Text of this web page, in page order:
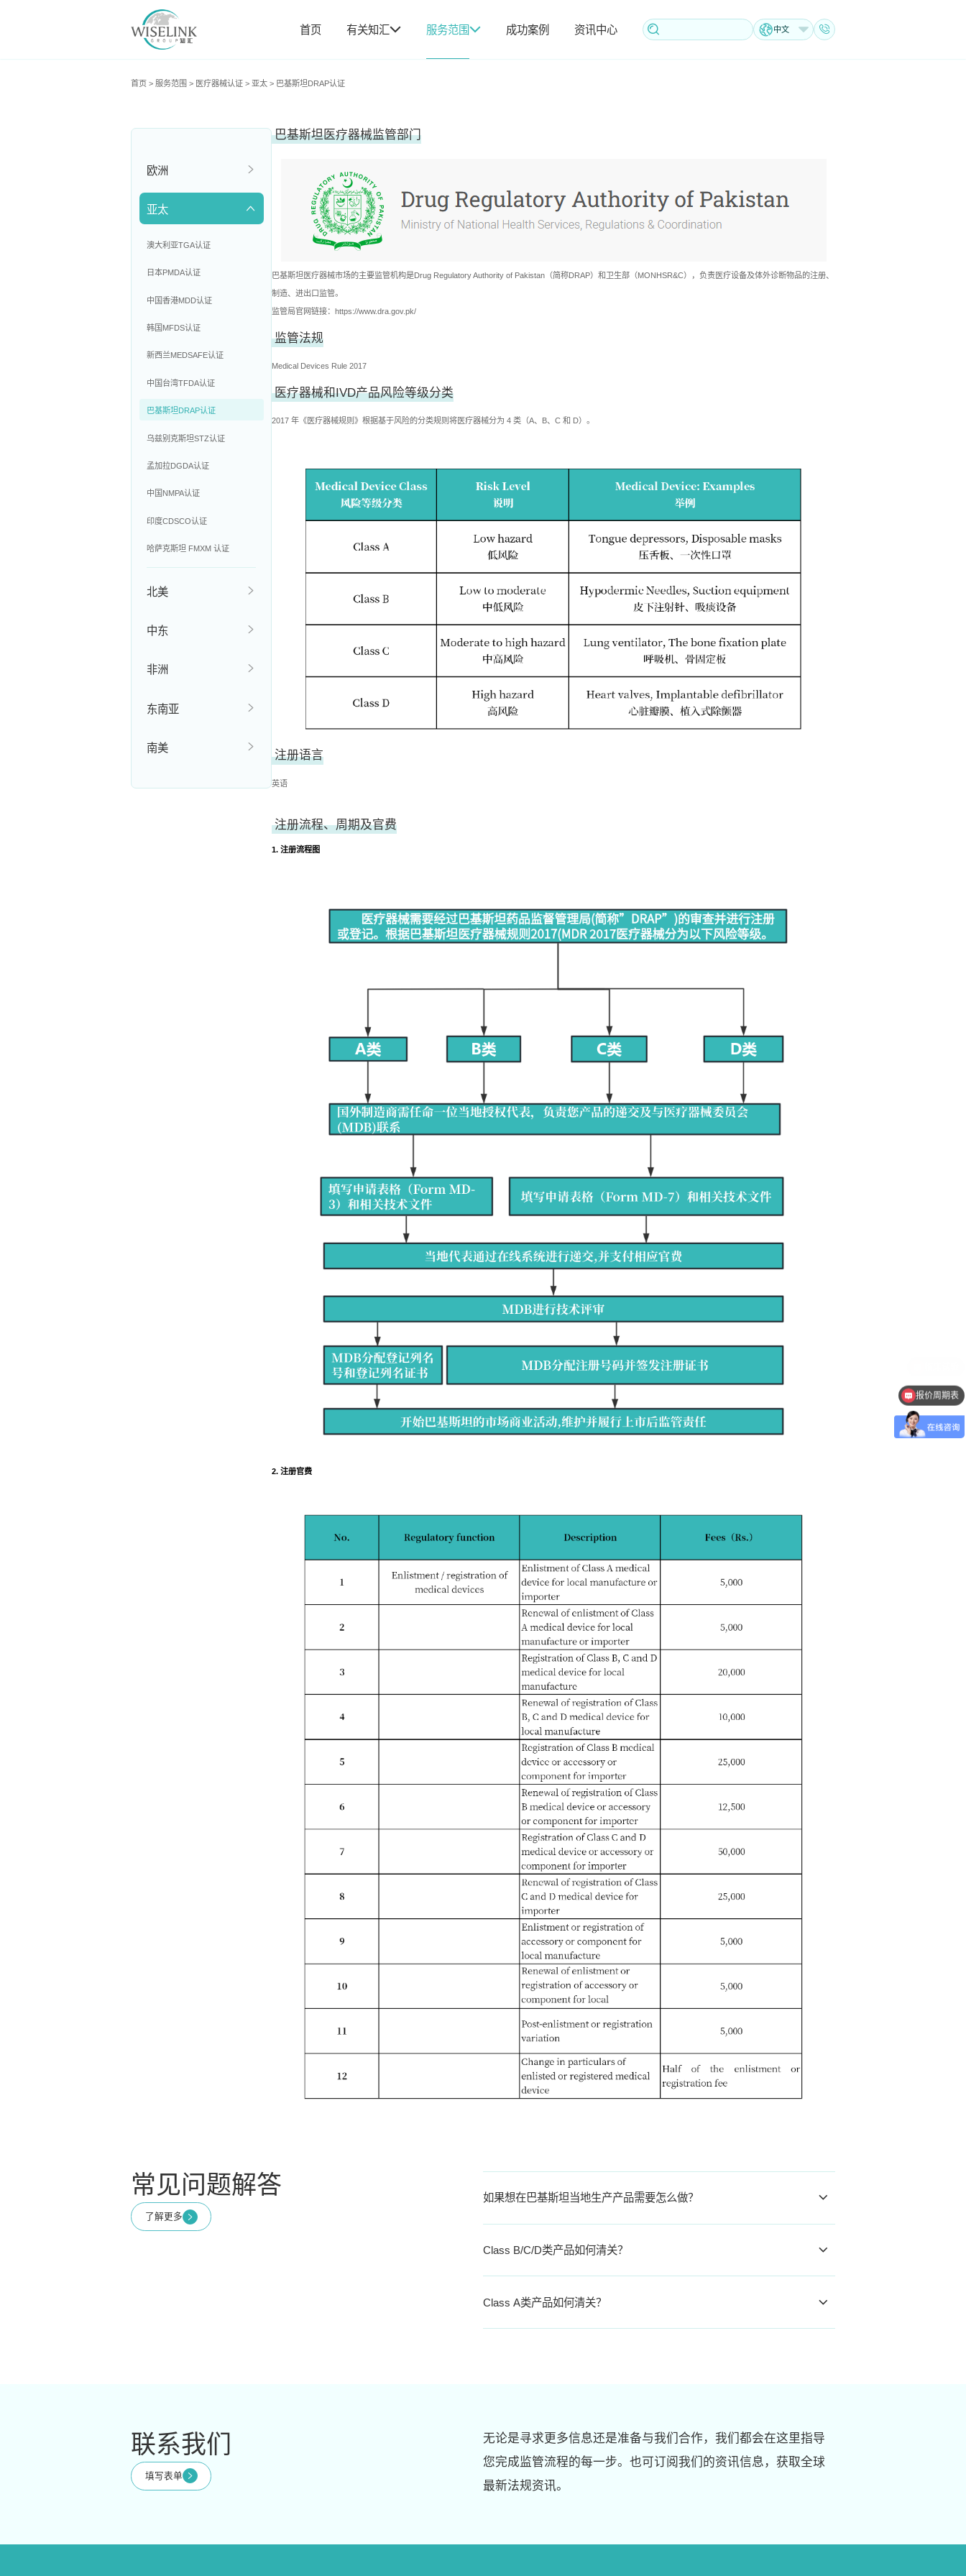
首页 有关知汇 服务范围 成功案例 资讯中心 中文
首页 > 服务范围 > 医疗器械认证 > 亚太 > 巴基斯坦DRAP认证
欧洲
亚太
澳大利亚TGA认证
日本PMDA认证
中国香港MDD认证
韩国MFDS认证
新西兰MEDSAFE认证
中国台湾TFDA认证
巴基斯坦DRAP认证
乌兹别克斯坦STZ认证
孟加拉DGDA认证
中国NMPA认证
印度CDSCO认证
哈萨克斯坦 FMXM 认证
北美
中东
非洲
东南亚
南美
巴基斯坦医疗器械监管部门
巴基斯坦医疗器械市场的主要监管机构是Drug Regulatory Authority of Pakistan（简称DRAP）和卫生部（MONHSR&C），负责医疗设备及体外诊断物品的注册、
制造、进出口监管。
监管局官网链接： https://www.dra.gov.pk/
监管法规
Medical Devices Rule 2017
医疗器械和IVD产品风险等级分类
2017 年《医疗器械规则》根据基于风险的分类规则将医疗器械分为 4 类（A、B、C 和 D）。
注册语言
英语
注册流程、周期及官费
1. 注册流程图
2. 注册官费
常见问题解答
了解更多
如果想在巴基斯坦当地生产产品需要怎么做？
Class B/C/D类产品如何清关？
Class A类产品如何清关？
联系我们
填写表单
无论是寻求更多信息还是准备与我们合作，我们都会在这里指导
您完成监管流程的每一步。也可订阅我们的资讯信息，获取全球
最新法规资讯。
报价周期表